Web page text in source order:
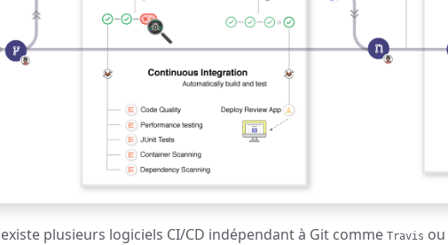
plusieurs logiciels CI/CD indépendant à Git comme Travis ou